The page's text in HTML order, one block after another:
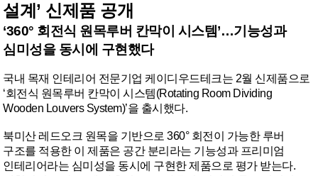
설계’ 신제품 공개
‘360° 회전식 원목루버 칸막이 시스템’…기능성과
심미성을 동시에 구현했다
국내 목재 인테리어 전문기업 케이디우드테크는 2월 신제품으로
‘회전식 원목루버 칸막이 시스템(Rotating Room Dividing
Wooden Louvers System)’을 출시했다.
북미산 레드오크 원목을 기반으로 360° 회전이 가능한 루버
구조를 적용한 이 제품은 공간 분리라는 기능성과 프리미엄
인테리어라는 심미성을 동시에 구현한 제품으로 평가 받는다.